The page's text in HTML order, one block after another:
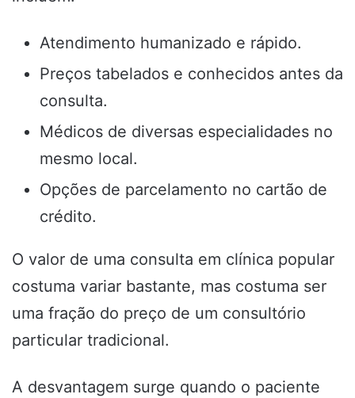
Atendimento humanizado e rápido.
Preços tabelados e conhecidos antes da
consulta.
Médicos de diversas especialidades no
mesmo local.
Opções de parcelamento no cartão de
crédito.
O valor de uma consulta em clínica popular
costuma variar bastante, mas costuma ser
uma fração do preço de um consultório
particular tradicional.
A desvantagem surge quando o paciente